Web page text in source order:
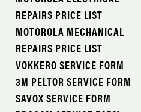
REPAIRS PRICE LIST
MOTOROLA MECHANICAL
REPAIRS PRICE LIST
VOKKERO SERVICE FORM
3M PELTOR SERVICE FORM
SAVOX SERVICE FORM